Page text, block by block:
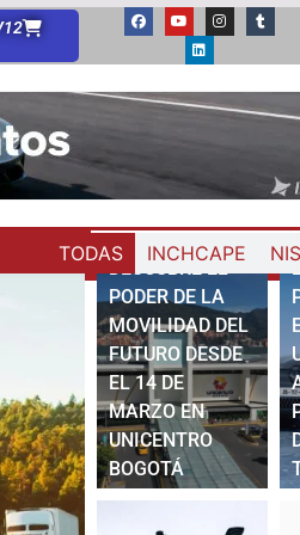
TODAS INCHCAPE
AUTORUEDAS:
DESCUBRE EL
PODER DE LA
MOVILIDAD DEL
FUTURO DESDE
EL 14 DE
MARZO EN
UNICENTRO
BOGOTÁ